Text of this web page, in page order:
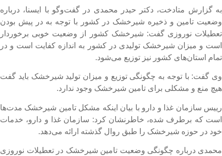
گزارش متادخت، دکتر حیدر محمدی در گفت‌وگو با ایسنا، درباره
تامین و ذخیره شیرخشک در کشور با توجه به در پیش بودن
نوروزی گفت: شیرخشک کشور از وضعیت خوبی برخوردار
و میزان شیرخشک تولیدی در کشور به اندازه کفایت است و در
استان‌های کشور نیز توزیع می‌شود.
گفت: با توجه به چگونگی توزیع و میزان تولید شیرخشک باید گفت
منع و مشکلی برای تامین شیرخشک وجود ندارد.
سازمان غذا و دارو با بیان اینکه مشکل تامین شیرخشک مدت‌ها
که برطرف شده، خاطرنشان کرد: سازمان غذا و دارو، خدمات
در حوزه شیرخشک را طبق روال گذشته ارائه می‌دهد.
درباره چگونگی وضعیت تامین شیرخشک در تعطیلات نوروزی